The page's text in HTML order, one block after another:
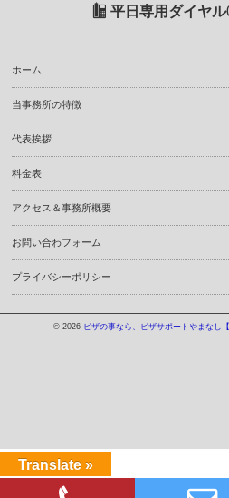
平日専用ダイヤル
ホーム
当事務所の特徴
代表挨拶
料金表
アクセス＆事務所概要
お問い合わフォーム
プライバシーポリシー
© 2026 ビザの事なら、ビザサポートやまなし
Translate »